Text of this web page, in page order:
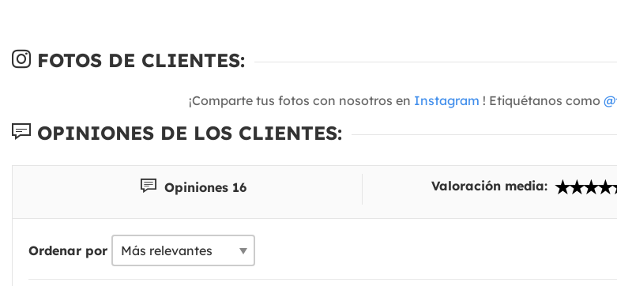
FOTOS DE CLIENTES:
¡Comparte tus fotos con nosotros en Instagram ! Etiquétanos como
OPINIONES DE LOS CLIENTES:
Opiniones 16 Valoración media:
Ordenar por